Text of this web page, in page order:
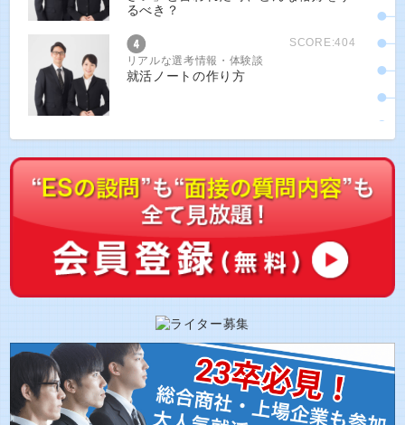
るべき？
SCORE:404
リアルな選考情報・体験談
就活ノートの作り方